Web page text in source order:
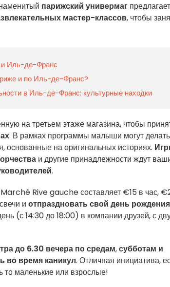
парижский универмаг
мастер-классов, чтобы
и Иль-де-Франс
и по Иль-де-Франс?
в Иль-де-Франс: культурные находки
на третьем этаже магазина, чтобы
. В рамках программы малыши могут делать
основанные на оригинальных историях.
и другие принадлежности ждут
.
Rive gauche составляет €15 в час,
и отпраздновать свой день
(с 14:30 до 18:00) в компании друзей, с
до 6.30 вечера по средам,субботам и
во время каникул. Отличная инициатива,
то маленькие или взрослые!